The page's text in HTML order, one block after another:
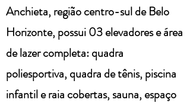
Anchieta, região centro-sul de Belo
Horizonte, possui 03 elevadores e área
de lazer completa: quadra
poliesportiva, quadra de tênis, piscina
infantil e raia cobertas, sauna, espaço